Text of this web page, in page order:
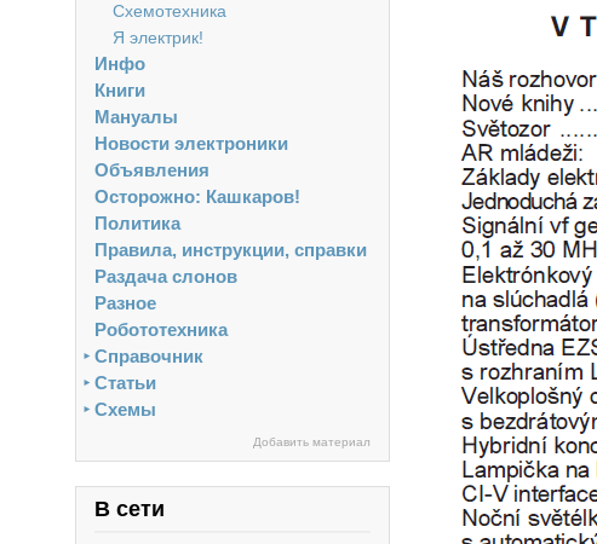
Схемотехника
Я электрик!
Инфо
Книги
Мануалы
Новости электроники
Объявления
Осторожно: Кашкаров!
Политика
Правила, инструкции, справки
Раздача слонов
Разное
Робототехника
Справочник
►
Статьи
►
Схемы
►
Добавить материал
В сети